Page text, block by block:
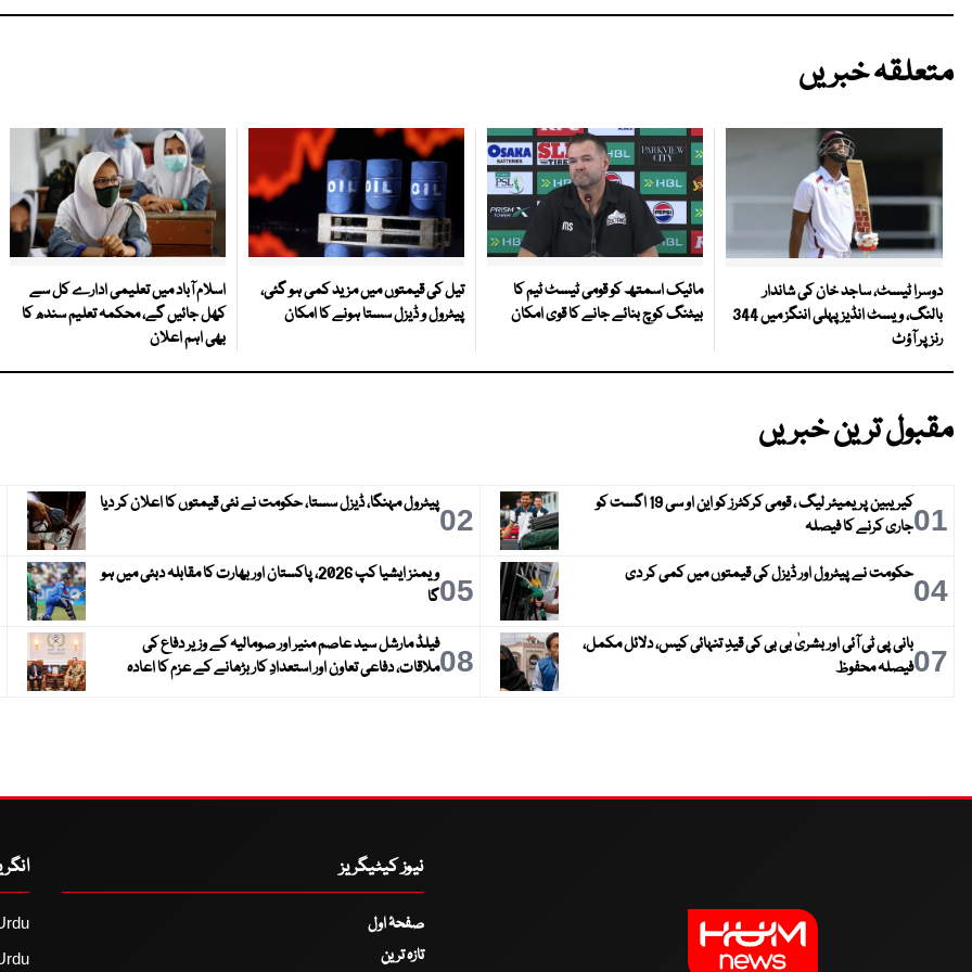
متعلقہ خبریں
دوسرا ٹیسٹ، ساجد خان کی شاندار
بالنگ، ویسٹ انڈیز پہلی اننگز میں 344
رنز پر آؤٹ
مائیک اسمتھ کو قومی ٹیسٹ ٹیم کا
بیٹنگ کوچ بنائے جانے کا قوی امکان
تیل کی قیمتوں میں مزید کمی ہو گئی،
پیٹرول و ڈیزل سستا ہونے کا امکان
اسلام آباد میں تعلیمی ادارے کل سے
کھل جائیں گے، محکمہ تعلیم سندھ کا
بھی اہم اعلان
مقبول ترین خبریں
01
کیریبین پریمیئر لیگ ، قومی کرکٹرز کو این او سی 19 اگست کو
جاری کرنے کا فیصلہ
02پیٹرول مہنگا، ڈیزل سستا، حکومت نے نئی قیمتوں کا اعلان کر دیا
04حکومت نے پیٹرول اور ڈیزل کی قیمتوں میں کمی کر دی 05
ویمنز ایشیا کپ 2026، پاکستان اور بھارت کا مقابلہ دبئی میں ہو
گا
07بانی پی ٹی آئی اور بشریٰ بی بی کی قیدِ تنہائی کیس، دلائل مکمل،
فیصلہ محفوظ
08فیلڈ مارشل سید عاصم منیر اور صومالیہ کے وزیر دفاع کی
ملاقات، دفاعی تعاون اور استعدادِ کار بڑھانے کے عزم کا اعادہ
نیوز کیٹیگریز
صفحۂ اول
تازہ ترین